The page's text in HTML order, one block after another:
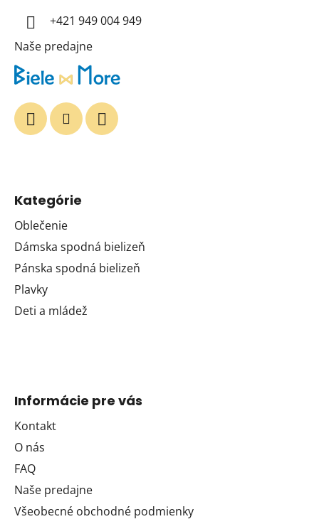
+421 949 004 949
Naše predajne
Kategórie
Oblečenie
Dámska spodná bielizeň
Pánska spodná bielizeň
Plavky
Deti a mládež
Informácie pre vás
Kontakt
O nás
FAQ
Naše predajne
Všeobecné obchodné podmienky